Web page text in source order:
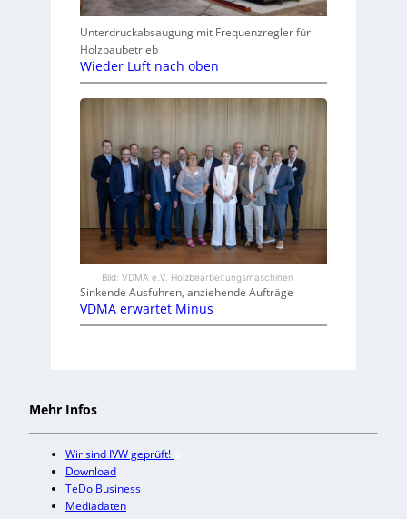
Unterdruckabsaugung mit Frequenzregler für
Holzbaubetrieb
Wieder Luft nach oben
Bild: VDMA e.V. Holzbearbeitungsmaschinen
Sinkende Ausfuhren, anziehende Aufträge
VDMA erwartet Minus
Mehr Infos
Wir sind IVW geprüft!
Download
TeDo Business
Mediadaten